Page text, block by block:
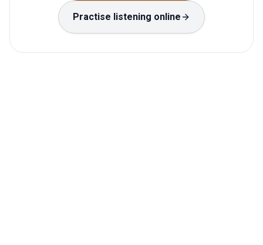
Practise listening online